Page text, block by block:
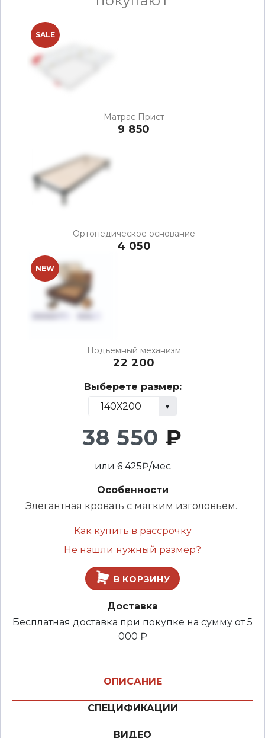
SALE
Матрас Прист
9 850
Ортопедическое основание
4 050
NEW
Подъемный механизм
22 200
Выберете размер:
38 550 ₽
или 6 425₽/мес
Особенности
Элегантная кровать с мягким изголовьем.
Как купить в рассрочку
Не нашли нужный размер?
В КОРЗИНУ
Доставка
Бесплатная доставка при покупке на сумму от 5
000 ₽
ОПИСАНИЕ
СПЕЦИФИКАЦИИ
ВИДЕО